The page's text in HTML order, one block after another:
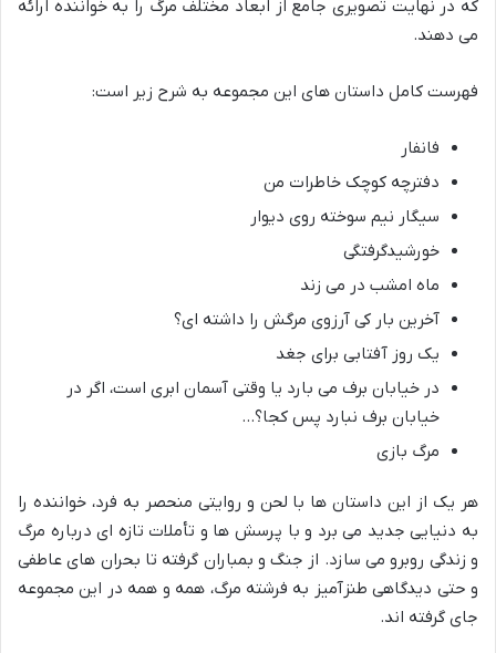
که در نهایت تصویری جامع از ابعاد مختلف مرگ را به خواننده ارائه
می دهند.
فهرست کامل داستان های این مجموعه به شرح زیر است:
فانفار
دفترچه کوچک خاطرات من
سیگار نیم سوخته روی دیوار
خورشیدگرفتگی
ماه امشب در می زند
آخرین بار کی آرزوی مرگش را داشته ای؟
یک روز آفتابی برای جغد
در خیابان برف می بارد یا وقتی آسمان ابری است، اگر در
خیابان برف نبارد پس کجا؟…
مرگ بازی
هر یک از این داستان ها با لحن و روایتی منحصر به فرد، خواننده را
به دنیایی جدید می برد و با پرسش ها و تأملات تازه ای درباره مرگ
و زندگی روبرو می سازد. از جنگ و بمباران گرفته تا بحران های عاطفی
و حتی دیدگاهی طنزآمیز به فرشته مرگ، همه و همه در این مجموعه
جای گرفته اند.